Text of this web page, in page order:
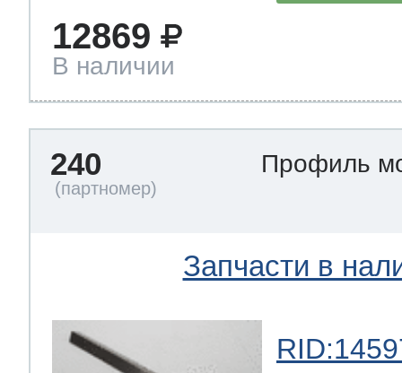
12869
В наличии
240 Профиль
Запчасти в